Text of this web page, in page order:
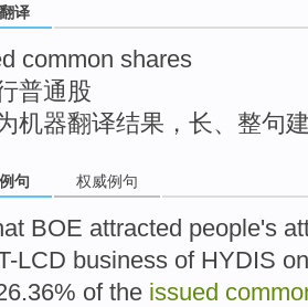
译
common shares
普通股
机器翻译结果，长、整句
句 权威例句
BOE attracted people's
LCD business of HYDIS
ofthe issued